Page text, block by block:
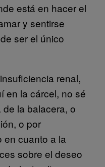
está en hacer el
y sentirse
ser el único
renal,
en la cárcel, no sé
la balacera, o
o por
en cuanto a la
sobre el deseo